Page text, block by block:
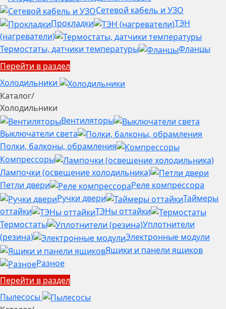
Сетевой кабель и УЗО
Прокладки
ТЭН
(нагреватели)
Термостаты, датчики температуры
Фланцы
Перейти в раздел
Холодильники
Каталог/
Холодильники
Вентиляторы
Выключатели света
Полки, балконы, обрамления
Компрессоры
Лампочки (освещение холодильника)
Петли двери
Реле компрессора
Ручки двери
Таймеры
оттайки
ТЭНы оттайки
Термостаты
Уплотнители
(резина)
Электронные модули
Ящики и панели ящиков
Разное
Перейти в раздел
Пылесосы